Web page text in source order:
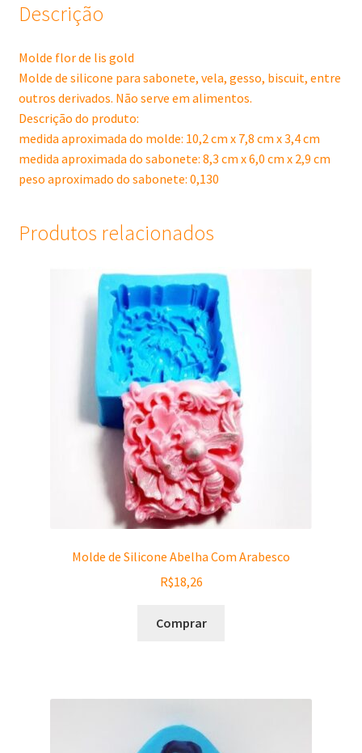
Descrição
Molde flor de lis gold
Molde de silicone para sabonete, vela, gesso, biscuit, entre
outros derivados. Não serve em alimentos.
Descrição do produto:
medida aproximada do molde: 10,2 cm x 7,8 cm x 3,4 cm
medida aproximada do sabonete: 8,3 cm x 6,0 cm x 2,9 cm
peso aproximado do sabonete: 0,130
Produtos relacionados
Molde de Silicone Abelha Com Arabesco
R$18,26
Comprar